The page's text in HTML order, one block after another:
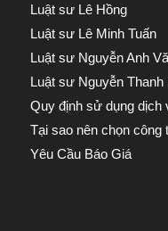
Luật sư Lê Hồng
Luật sư Lê Minh Tuấn
Luật sư Nguyễn Anh
Luật sư Nguyễn Thanh
Quy định sử dụng dịch
Tại sao nên chọn công
Yêu Cầu Báo Giá